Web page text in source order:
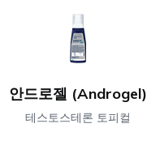
안드로젤 (Androgel)
테스토스테론 토피컬